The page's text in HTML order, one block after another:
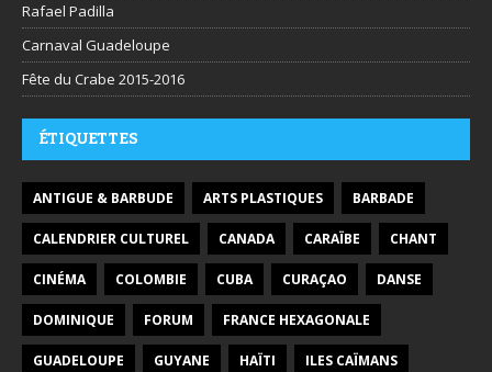
Rafael Padilla
Carnaval Guadeloupe
Fête du Crabe 2015-2016
ÉTIQUETTES
ANTIGUE & BARBUDE ARTS PLASTIQUES BARBADE
CALENDRIER CULTUREL CANADA CARAÏBE CHANT
CINÉMA COLOMBIE CUBA CURAÇAO DANSE
DOMINIQUE FORUM FRANCE HEXAGONALE
GUADELOUPE GUYANE HAÏTI ILES CAÏMANS